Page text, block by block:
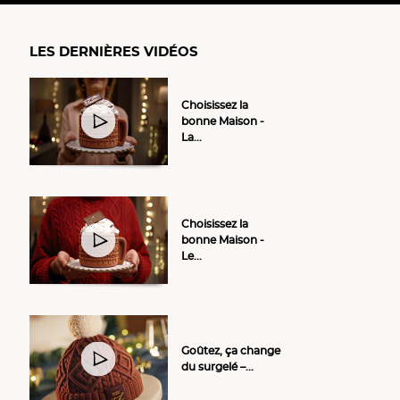
LES DERNIÈRES VIDÉOS
Choisissez la
bonne Maison -
La...
Choisissez la
bonne Maison -
Le...
Goûtez, ça change
du surgelé –...